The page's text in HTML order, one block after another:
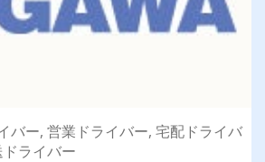
バー, 営業ドライバー, 宅配ドライバ
ライバー